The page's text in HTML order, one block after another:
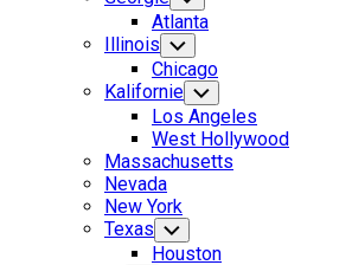
Child
Menu
Atlanta
Illinois Toggle
Child
Menu
Chicago
Kalifornie Toggle
Child
Menu
Los Angeles
West Hollywood
Massachusetts
Nevada
New York
Texas Toggle
Child
Houston